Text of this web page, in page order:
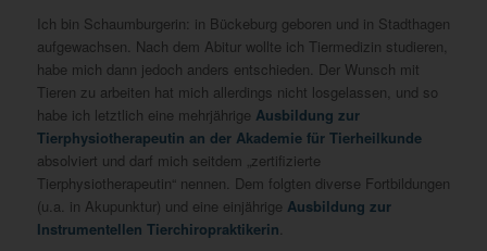
Ich bin Schaumburgerin: in Bückeburg geboren und in Stadthagen
aufgewachsen. Nach dem Abitur wollte ich Tiermedizin studieren,
habe mich dann jedoch anders entschieden. Der Wunsch mit
Tieren zu arbeiten hat mich allerdings nicht losgelassen, und so
habe ich letztlich eine mehrjährige Ausbildung zur
Tierphysiotherapeutin an der Akademie für Tierheilkunde
absolviert und darf mich seitdem „zertifizierte
Tierphysiotherapeutin“ nennen. Dem folgten diverse Fortbildungen
(u.a. in Akupunktur) und eine einjährige Ausbildung zur
Instrumentellen Tierchiropraktikerin